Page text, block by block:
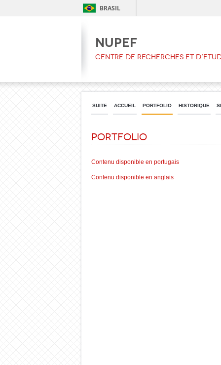
BRASIL
NUPEF
CENTRE DE RECHERCHES ET
SUITE ACCUEIL PORTFOLIO HISTORIQUE
Portfolio
Contenu disponible en portugais
Contenu disponible en anglais